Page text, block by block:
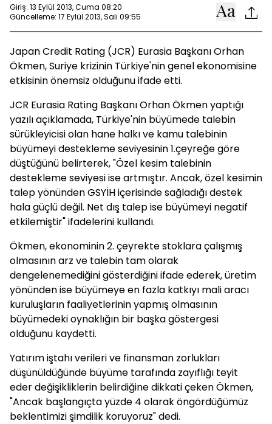
Giriş: 13 Eylül 2013, Cuma 08:20
Güncelleme: 17 Eylül 2013, Salı 09:55
Japan Credit Rating (JCR) Eurasia Başkanı Orhan
Ökmen, Suriye krizinin Türkiye'nin genel ekonomisine
etkisinin önemsiz olduğunu ifade etti.
JCR Eurasia Rating Başkanı Orhan Ökmen yaptığı
yazılı açıklamada, Türkiye'nin büyümede talebin
sürükleyicisi olan hane halkı ve kamu talebinin
büyümeyi destekleme seviyesinin 1.çeyreğe göre
düştüğünü belirterek, "Özel kesim talebinin
destekleme seviyesi ise artmıştır. Ancak, özel kesimin
talep yönünden GSYİH içerisinde sağladığı destek
hala güçlü değil. Net dış talep ise büyümeyi negatif
etkilemiştir" ifadelerini kullandı.
Ökmen, ekonominin 2. çeyrekte stoklara çalışmış
olmasının arz ve talebin tam olarak
dengelenemediğini gösterdiğini ifade ederek, üretim
yönünden ise büyümeye en fazla katkıyı mali aracı
kuruluşların faaliyetlerinin yapmış olmasının
büyümedeki oynaklığın bir başka göstergesi
olduğunu kaydetti.
Yatırım iştahı verileri ve finansman zorlukları
düşünüldüğünde büyüme tarafında zayıflığı teyit
eder değişikliklerin belirdiğine dikkati çeken Ökmen,
"Ancak başlangıçta yüzde 4 olarak öngördüğümüz
beklentimizi şimdilik koruyoruz" dedi.